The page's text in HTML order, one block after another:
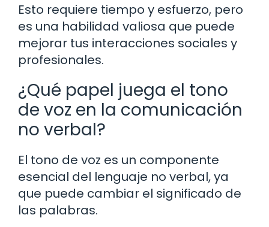
Esto requiere tiempo y esfuerzo, pero
es una habilidad valiosa que puede
mejorar tus interacciones sociales y
profesionales.
¿Qué papel juega el tono
de voz en la comunicación
no verbal?
El tono de voz es un componente
esencial del lenguaje no verbal, ya
que puede cambiar el significado de
las palabras.